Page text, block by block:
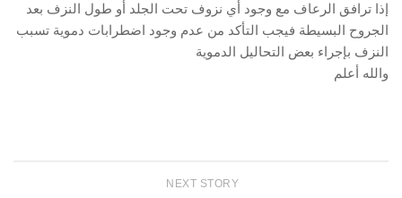
إذا ترافق الرعاف مع وجود أي نزوف تحت الجلد أو طول النزف بعد
الجروح البسيطة فيجب التأكد من عدم وجود اضطرابات دموية تسبب
النزف بإجراء بعض التحاليل الدموية
والله أعلم
NEXT STORY